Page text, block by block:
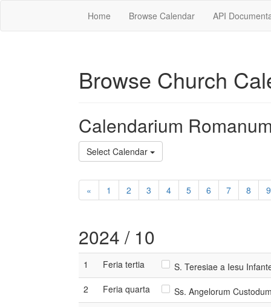
Home Browse Calendar API
Browse Church
Calendarium
Select Calendar
« 1 2 3 4 5 6 7 8 9
2024 / 10
1 Feria tertia
S. Teresiae a Iesu
2
Feria quarta
Ss. Angelorum